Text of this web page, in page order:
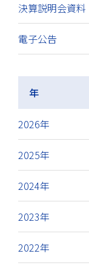
決算説明会資料
電子公告
年
2026年
2025年
2024年
2023年
2022年